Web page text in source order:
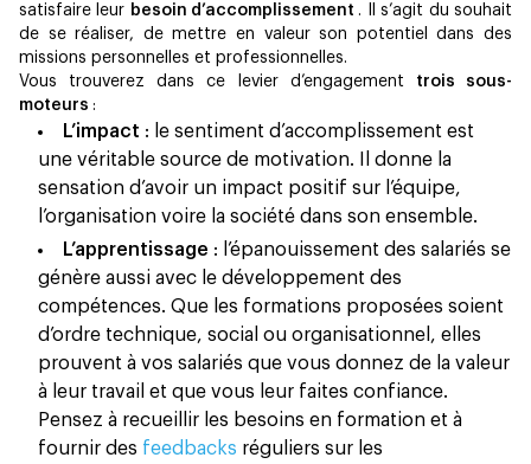
satisfaire leur besoin d’accomplissement . Il s’agit du souhait
de se réaliser, de mettre en valeur son potentiel dans des
missions personnelles et professionnelles.
Vous trouverez dans ce levier d’engagement trois sous-
moteurs :
L’impact : le sentiment d’accomplissement est
une véritable source de motivation. Il donne la
sensation d’avoir un impact positif sur l’équipe,
l’organisation voire la société dans son ensemble.
L’apprentissage : l’épanouissement des salariés se
génère aussi avec le développement des
compétences. Que les formations proposées soient
d’ordre technique, social ou organisationnel, elles
prouvent à vos salariés que vous donnez de la valeur
à leur travail et que vous leur faites confiance.
Pensez à recueillir les besoins en formation et à
fournir des feedbacks réguliers sur les